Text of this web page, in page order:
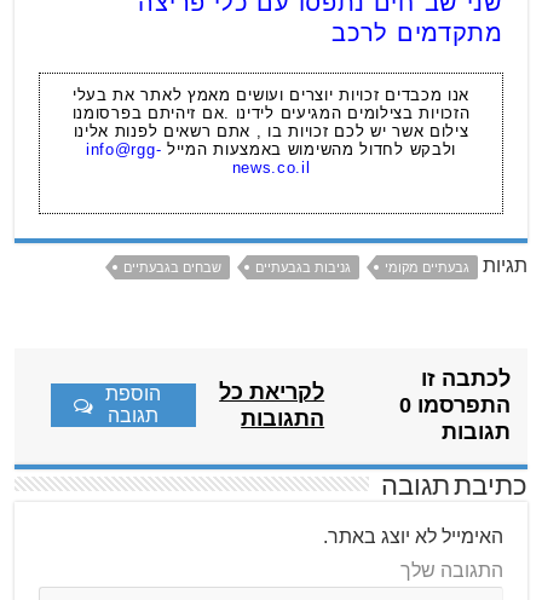
מתקדמים לרכב
אנו מכבדים זכויות יוצרים ועושים מאמץ לאתר את בעלי
הזכויות בצילומים המגיעים לידינו .אם זיהיתם בפרסומנו
צילום אשר יש לכם זכויות בו , אתם רשאים לפנות אלינו
ולבקש לחדול מהשימוש באמצעות המייל info@rgg-
news.co.il
תגיות גבעתיים מקומי גניבות בגבעתיים שבחים בגבעתיים
לכתבה זו
התפרסמו 0
תגובות
לקריאת כל
התגובות
הוספת
תגובה
כתיבת תגובה
האימייל לא יוצג באתר.
התגובה שלך